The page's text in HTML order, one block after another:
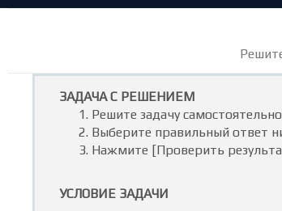
ЗАДАЧА С РЕШЕНИЕМ
Решите задачу
Выберите правильный ответ
Нажмите [Проверить
УСЛОВИЕ ЗАДАЧИ